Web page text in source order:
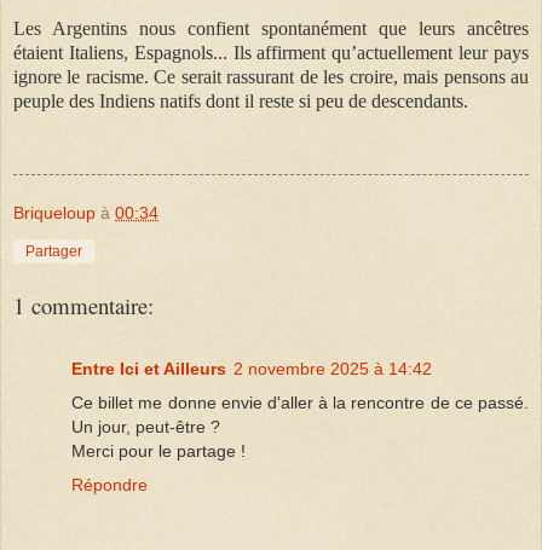
Les Argentins nous confient spontanément que leurs ancêtres
étaient Italiens, Espagnols... Ils affirment qu’actuellement leur pays
ignore le racisme. Ce serait rassurant de les croire, mais pensons au
peuple des Indiens natifs dont il reste si peu de descendants.
Briqueloup à 00:34
Partager
1 commentaire:
Entre Ici et Ailleurs 2 novembre 2025 à 14:42
Ce billet me donne envie d'aller à la rencontre de ce passé.
Un jour, peut-être ?
Merci pour le partage !
Répondre